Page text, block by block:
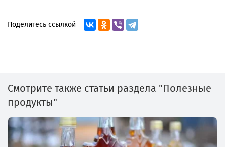
Поделитесь ссылкой
Смотрите также статьи раздела "Полезные
продукты"